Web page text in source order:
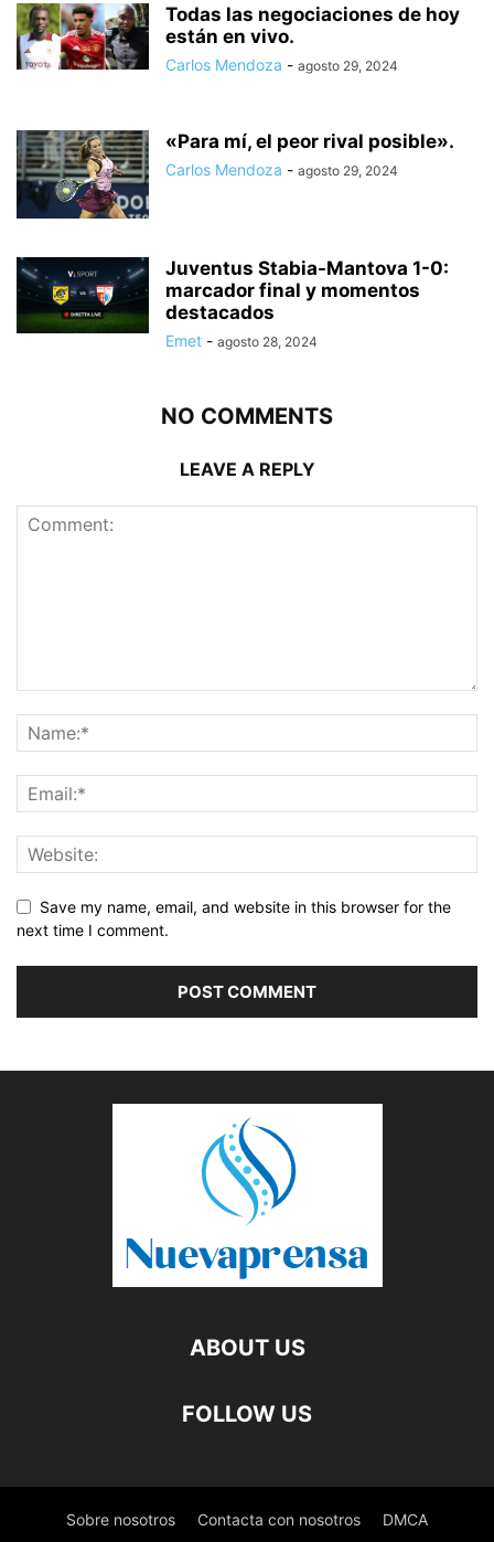
Todas las negociaciones de hoy
están en vivo.
Carlos Mendoza - agosto 29, 2024
«Para mí, el peor rival posible».
Carlos Mendoza - agosto 29, 2024
Juventus Stabia-Mantova 1-0:
marcador final y momentos
destacados
Emet - agosto 28, 2024
NO COMMENTS
LEAVE A REPLY
Save my name, email, and website in this browser for the
next time I comment.
ABOUT US
FOLLOW US
Sobre nosotros Contacta con nosotros DMCA